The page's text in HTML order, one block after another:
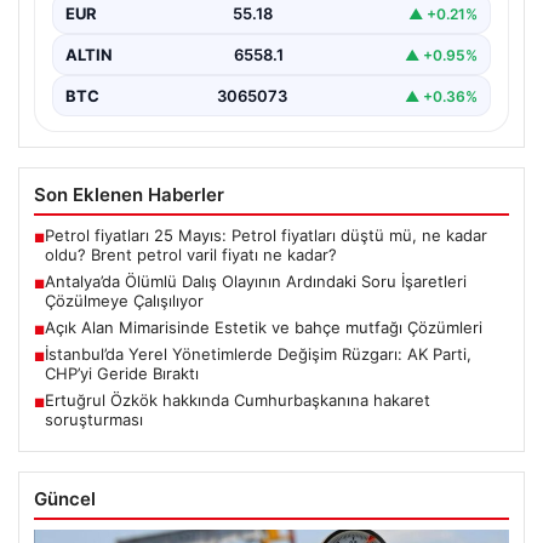
EUR 55.18 ▲ +0.21%
ALTIN 6558.1 ▲ +0.95%
BTC 3065073 ▲ +0.36%
Son Eklenen Haberler
■Petrol fiyatları 25 Mayıs: Petrol fiyatları düştü mü, ne kadar
oldu? Brent petrol varil fiyatı ne kadar?
■Antalya’da Ölümlü Dalış Olayının Ardındaki Soru İşaretleri
Çözülmeye Çalışılıyor
■Açık Alan Mimarisinde Estetik ve bahçe mutfağı Çözümleri
■İstanbul’da Yerel Yönetimlerde Değişim Rüzgarı: AK Parti,
CHP’yi Geride Bıraktı
■Ertuğrul Özkök hakkında Cumhurbaşkanına hakaret
soruşturması
Güncel